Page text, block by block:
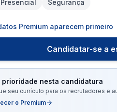
Presencial Segurança
Premium aparecem primeiro
Candidatar-se a
prioridade nesta candidatura
seu currículo para os recrutadores e
o Premium